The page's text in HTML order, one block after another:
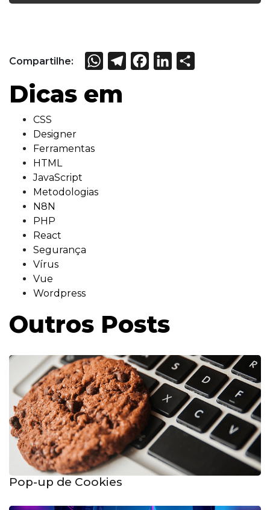
Compartilhe: WhatsApp
TelegramFacebook
LinkedIn
Dicas em
CSS
Designer
Ferramentas
HTML
JavaScript
Metodologias
N8N
PHP
React
Segurança
Vírus
Vue
Wordpress
Outros Posts
Pop-up de Cookies